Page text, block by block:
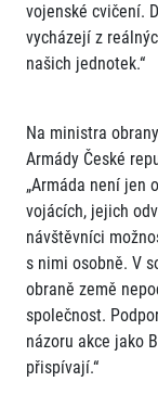
vojenské cvičení.
vycházejí z
našich jednotek.“
Na ministra
Armády České
„Armáda není jen
vojácích, jejich
návštěvníci
s nimi osobně. V
obraně země
společnost.
názoru akce jako
přispívají.“